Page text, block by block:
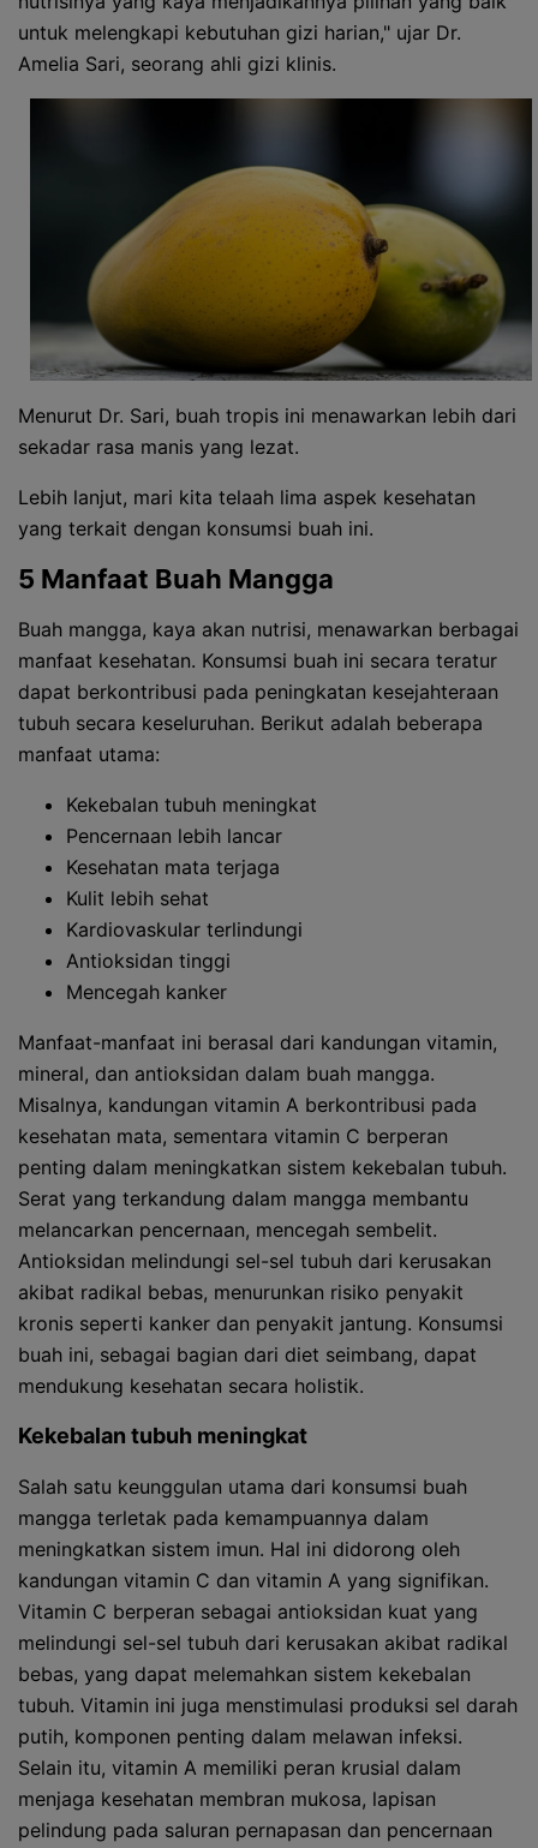
untuk melengkapi kebutuhan gizi harian," ujar Dr.
Amelia Sari, seorang ahli gizi klinis.
Menurut Dr. Sari, buah tropis ini menawarkan lebih dari
sekadar rasa manis yang lezat.
Lebih lanjut, mari kita telaah lima aspek kesehatan
yang terkait dengan konsumsi buah ini.
5 Manfaat Buah Mangga
Buah mangga, kaya akan nutrisi, menawarkan berbagai
manfaat kesehatan. Konsumsi buah ini secara teratur
dapat berkontribusi pada peningkatan kesejahteraan
tubuh secara keseluruhan. Berikut adalah beberapa
manfaat utama:
Kekebalan tubuh meningkat
Pencernaan lebih lancar
Kesehatan mata terjaga
Kulit lebih sehat
Kardiovaskular terlindungi
Antioksidan tinggi
Mencegah kanker
Manfaat-manfaat ini berasal dari kandungan vitamin,
mineral, dan antioksidan dalam buah mangga.
Misalnya, kandungan vitamin A berkontribusi pada
kesehatan mata, sementara vitamin C berperan
penting dalam meningkatkan sistem kekebalan tubuh.
Serat yang terkandung dalam mangga membantu
melancarkan pencernaan, mencegah sembelit.
Antioksidan melindungi sel-sel tubuh dari kerusakan
akibat radikal bebas, menurunkan risiko penyakit
kronis seperti kanker dan penyakit jantung. Konsumsi
buah ini, sebagai bagian dari diet seimbang, dapat
mendukung kesehatan secara holistik.
Kekebalan tubuh meningkat
Salah satu keunggulan utama dari konsumsi buah
mangga terletak pada kemampuannya dalam
meningkatkan sistem imun. Hal ini didorong oleh
kandungan vitamin C dan vitamin A yang signifikan.
Vitamin C berperan sebagai antioksidan kuat yang
melindungi sel-sel tubuh dari kerusakan akibat radikal
bebas, yang dapat melemahkan sistem kekebalan
tubuh. Vitamin ini juga menstimulasi produksi sel darah
putih, komponen penting dalam melawan infeksi.
Selain itu, vitamin A memiliki peran krusial dalam
menjaga kesehatan membran mukosa, lapisan
pelindung pada saluran pernapasan dan pencernaan